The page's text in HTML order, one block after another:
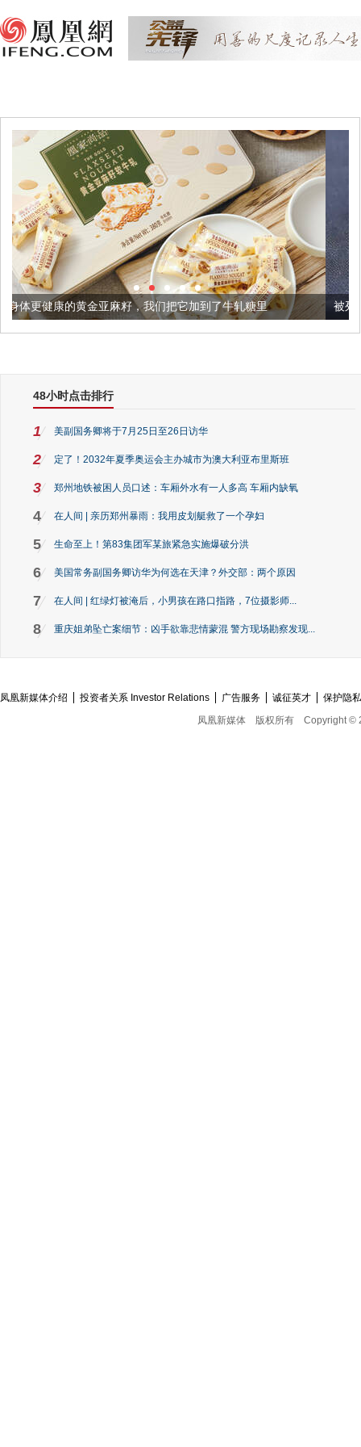
籽，我们把它加到了牛轧糖里 被列入佛家七宝的它到底
48小时点击排行
1 美副国务卿将于7月25日至26日访华
2 定了！2032年夏季奥运会主办城市为澳大利亚布里斯班
3 郑州地铁被困人员口述：车厢外水有一人多高 车厢内缺氧
4 在人间 | 亲历郑州暴雨：我用皮划艇救了一个孕妇
5 生命至上！第83集团军某旅紧急实施爆破分洪
6 美国常务副国务卿访华为何选在天津？外交部：两个原因
7 在人间 | 红绿灯被淹后，小男孩在路口指路，7位摄影师...
8 重庆姐弟坠亡案细节：凶手欲靠悲情蒙混 警方现场勘察发现...
凤凰新媒体介绍 投资者关系 Investor Relations 广告服务 诚征英才
保护隐
凤凰新媒体
版权所有 Copyright ©